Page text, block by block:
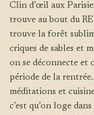
Clin d’œil aux Parisien.nes en manque d’air pur, le bonheur se
trouve au bout du
trouve la forêt
criques de sables et
on se déconnecte et
période de la
méditations et
c’est qu’on loge